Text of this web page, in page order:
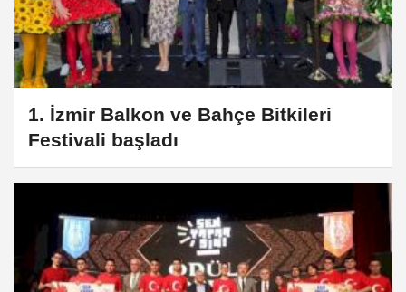
1. İzmir Balkon ve Bahçe Bitkileri
Festivali başladı